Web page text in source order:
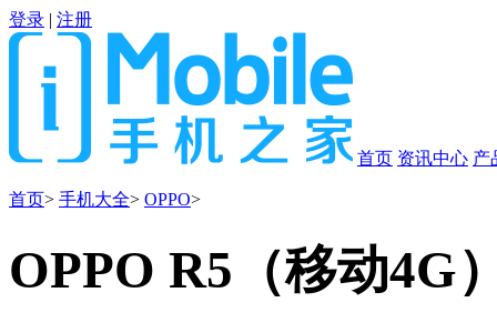
登录 | 注册
首页 资讯中心 产
首页> 手机大全> OPPO>
OPPO R5（移动4G